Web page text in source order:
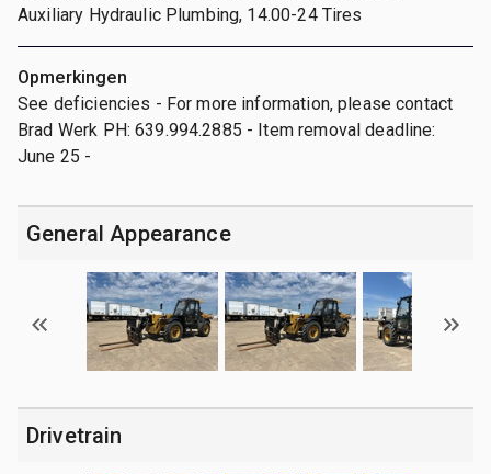
Auxiliary Hydraulic Plumbing, 14.00-24 Tires
Opmerkingen
See deficiencies - For more information, please contact
Brad Werk PH: 639.994.2885 - Item removal deadline:
June 25 -
General Appearance
Drivetrain